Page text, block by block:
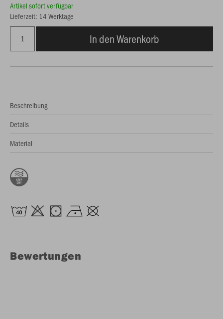
Artikel sofort verfügbar
Lieferzeit: 14 Werktage
In den Warenkorb
Beschreibung
Details
Material
Bewertungen